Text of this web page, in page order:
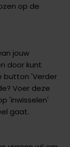
op de
jouw
door kunt
button 'Verder
Voer deze
'inwisselen'
gaat.